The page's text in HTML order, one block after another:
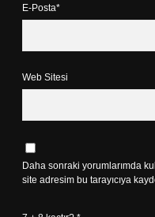
E-Posta*
Web Sitesi
Daha sonraki yorumlarımda
site adresim bu tarayıcıya